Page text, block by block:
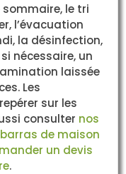
le tri
l’évacuation
la désinfection,
nécessaire, un
laissée
Les
sur les
consulter nos
de maison
un devis
.